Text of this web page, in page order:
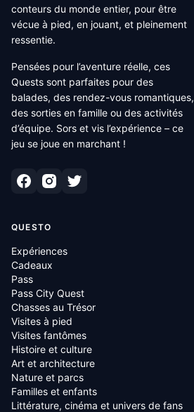
conteurs du monde entier, pour être
vécue à pied, en jouant, et pleinement
ressentie.
Pensées pour l’aventure réelle, ces
Quests sont parfaites pour des
balades, des rendez-vous romantiques,
des sorties en famille ou des activités
d’équipe. Sors et vis l’expérience – ce
jeu se joue en marchant !
QUESTO
Expériences
Cadeaux
Pass
Pass City Quest
Chasses au Trésor
Visites à pied
Visites fantômes
Histoire et culture
Art et architecture
Nature et parcs
Familles et enfants
Littérature, cinéma et univers de fans